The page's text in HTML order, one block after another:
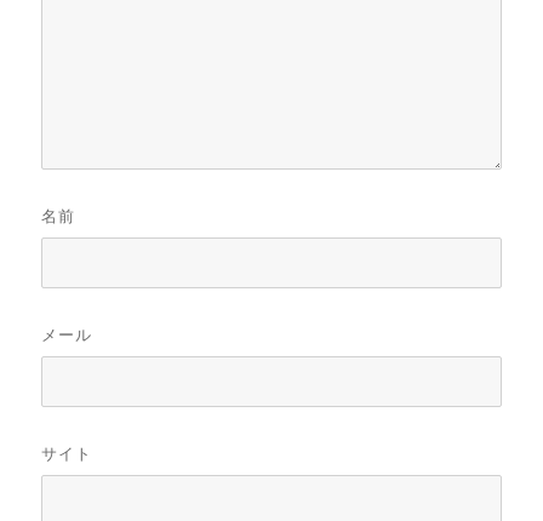
名前
メール
サイト